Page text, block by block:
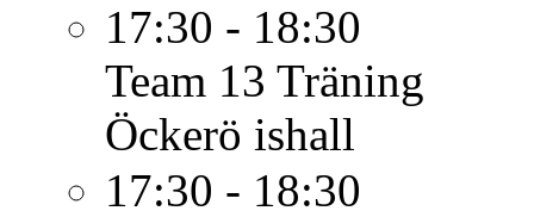
17:30 - 18:30
Team 13 Träning
Öckerö ishall
17:30 - 18:30